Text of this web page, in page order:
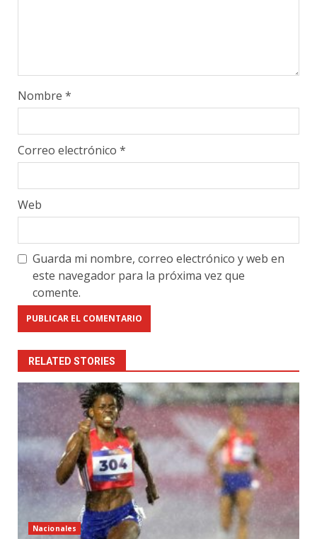
Nombre *
Correo electrónico *
Web
Guarda mi nombre, correo electrónico y web en
este navegador para la próxima vez que
comente.
RELATED STORIES
Nacionales